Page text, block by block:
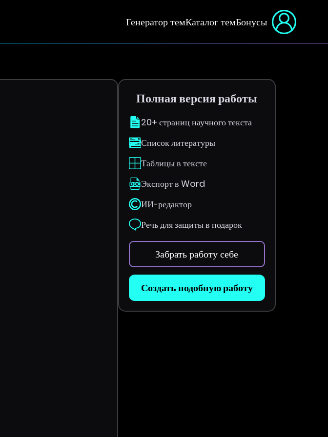
Генератор темКаталог темБонусы
Полная версия работы
20+ страниц научного текста
Список литературы
Таблицы в тексте
Экспорт в Word
ИИ-редактор
Речь для защиты в подарок
Забрать работу себе
Создать подобную работу